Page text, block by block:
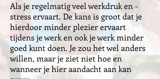
Als je regelmatig veel werkdruk en -
stress ervaart. De kans is groot dat je
hierdoor minder plezier ervaart
tijdens je werk en ook je werk minder
goed kunt doen. Je zou het wel anders
willen, maar je ziet niet hoe en
wanneer je hier aandacht aan kan